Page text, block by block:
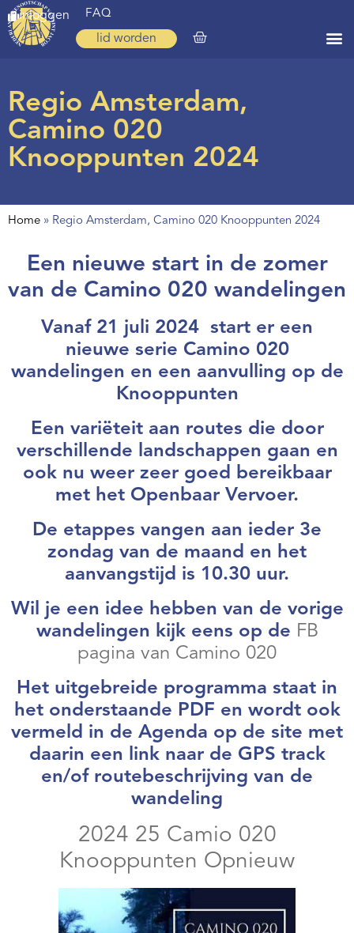
inloggen FAQ
lid worden
Zoeken
Over ons
Regio’s
Agenda
Webshop
Regio Amsterdam,
Camino 020
Knooppunten 2024
Home » Regio Amsterdam, Camino 020 Knooppunten 2024
Een nieuwe start in de zomer
van de Camino 020 wandelingen
Vanaf 21 juli 2024 start er een
nieuwe serie Camino 020
wandelingen en een aanvulling op de
Knooppunten
Een variëteit aan routes die door
verschillende landschappen gaan en
ook nu weer zeer goed bereikbaar
met het Openbaar Vervoer.
De etappes vangen aan ieder 3e
zondag van de maand en het
aanvangstijd is 10.30 uur.
Wil je een idee hebben van de vorige
wandelingen kijk eens op de FB
pagina van Camino 020
Het uitgebreide programma staat in
het onderstaande PDF en wordt ook
vermeld in de Agenda op de site met
daarin een link naar de GPS track
en/of routebeschrijving van de
wandeling
2024 25 Camio 020
Knooppunten Opnieuw